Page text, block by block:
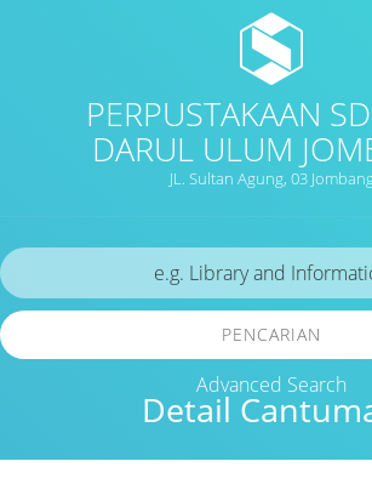
PERPUSTAKAAN
DARUL ULUM
JL. Sultan Agung, 03
Detail
PENCARIAN
Advanced Search